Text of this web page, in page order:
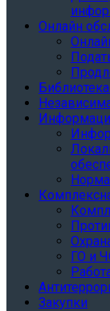
Онлайн
ГО и
Закупки